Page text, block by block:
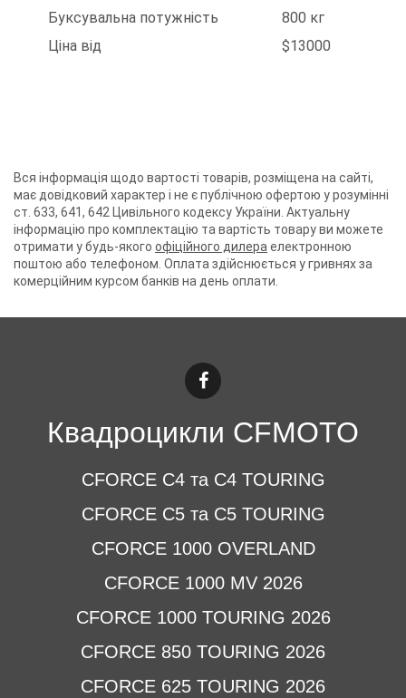
Буксувальна потужність
800 кг
Ціна від
$13000
Вся інформація щодо вартості товарів, розміщена на сайті,
має довідковий характер і не є публічною офертою у розумінні
ст. 633, 641, 642 Цивільного кодексу України. Актуальну
інформацію про комплектацію та вартість товару ви можете
отримати у будь-якого офіційного дилераелектронною
поштою або телефоном. Оплата здійснюється у гривнях за
комерційним курсом банків на день оплати.
Квадроцикли CFMOTO
CFORCE C4 та C4 TOURING
CFORCE C5 та C5 TOURING
CFORCE 1000 OVERLAND
CFORCE 1000 MV 2026
CFORCE 1000 TOURING 2026
CFORCE 850 TOURING 2026
CFORCE 625 TOURING 2026